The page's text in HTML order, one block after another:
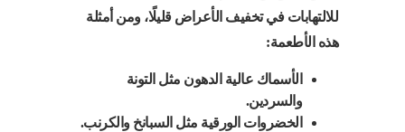
للالتهابات في تخفيف الأعراض قليلًا، ومن أمثلة
هذه الأطعمة:
الأسماك عالية الدهون مثل التونة
والسردين.
الخضروات الورقية مثل السبانخ والكرنب.